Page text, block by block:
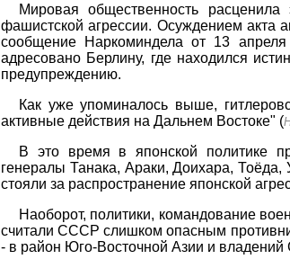
Мировая общественность
фашистской агрессии. Осуждением акта
сообщение Наркоминдела от 13
адресовано Берлину, где находился
предупреждению.
Как уже упоминалось выше,
активные действия на Дальнем Востоке" (
В это время в японской политике
генералы Танака, Араки, Доихара, Тоёда,
стояли за распространение японской
Наоборот, политики, командование
считали СССР слишком опасным
- в район Юго-Восточной Азии и